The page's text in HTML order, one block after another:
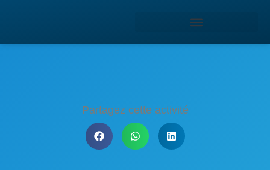
Partagez cette activité